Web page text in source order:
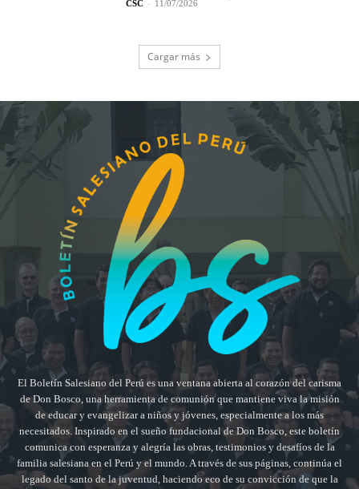
CSC - 11/07/2026
Cargar más
El Boletín Salesiano del Perú es una ventana abierta al corazón del carisma
de Don Bosco, una herramienta de comunión que mantiene viva la misión
de educar y evangelizar a niños y jóvenes, especialmente a los más
necesitados. Inspirado en el sueño fundacional de Don Bosco, este boletín
comunica con esperanza y alegría las obras, testimonios y desafíos de la
familia salesiana en el Perú y el mundo. A través de sus páginas, continúa el
legado del santo de la juventud, haciendo eco de su convicción de que la